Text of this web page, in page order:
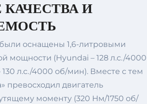
И
были оснащены 1,6-литровыми
мощности (Hyundai – 128 л.с./4000
л.с./4000 об/мин). Вместе с тем
превосходил двигатель
моменту (320 Нм/1750 об/